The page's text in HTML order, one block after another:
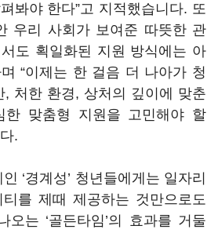
봐야 한다”고 지적했습니다. 또
우리 사회가 보여준 따뜻한 관
도 획일화된 지원 방식에는 아
“이제는 한 걸음 더 나아가 청
, 처한 환경, 상처의 깊이에 맞춘
한 맞춤형 지원을 고민해야 할
.
‘경계성’ 청년들에게는 일자리
를 제때 제공하는 것만으로도
오는 ‘골든타임’의 효과를 거둘